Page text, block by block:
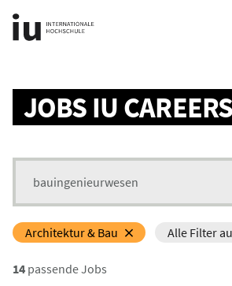
Search status updates
JOBS IU CAREERS
Search for jobs
14 passende Jobs
Architektur & Bau Alle Filter